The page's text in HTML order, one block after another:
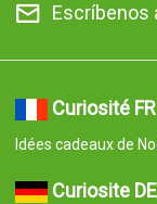
Escríbenos
Curiosité FR
Idées cadeaux de
Curiosite DE